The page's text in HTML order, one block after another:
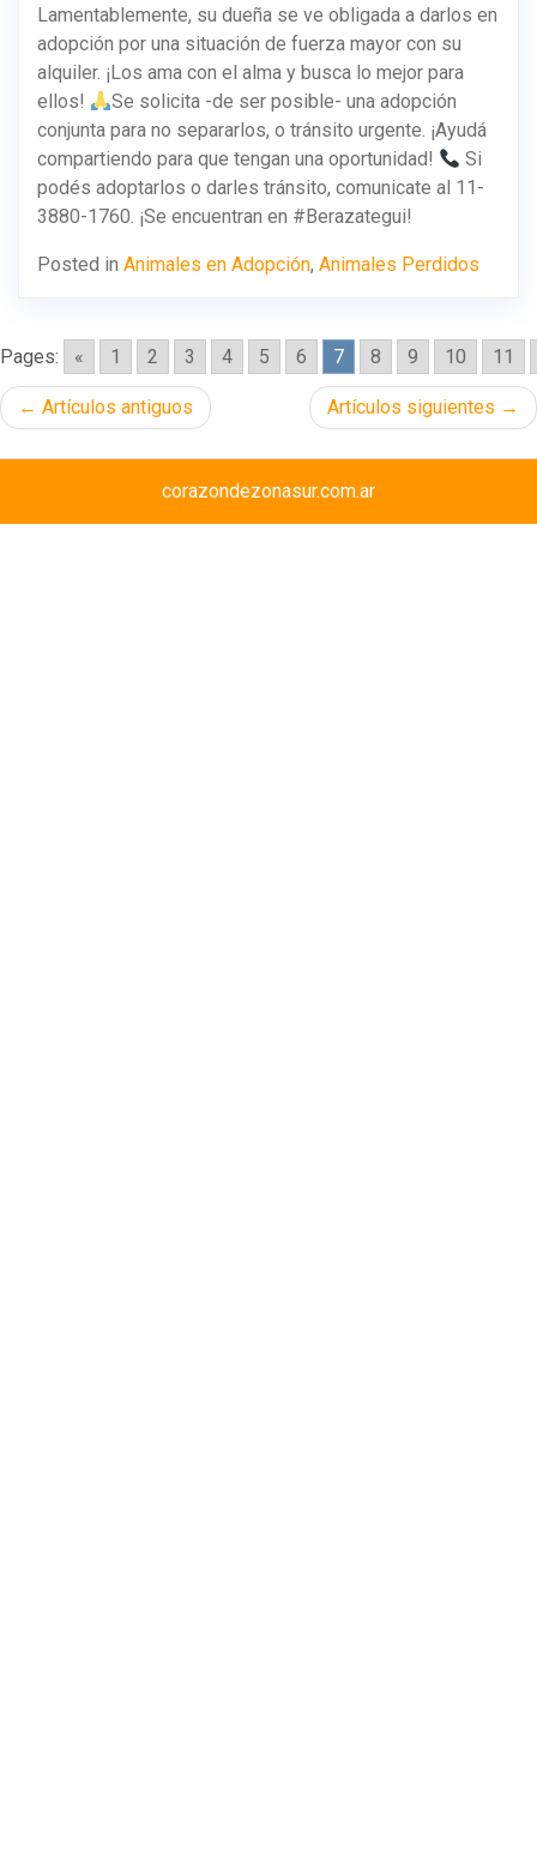
Lamentablemente, su dueña se ve obligada a darlos en
adopción por una situación de fuerza mayor con su
alquiler. ¡Los ama con el alma y busca lo mejor para
ellos!
Se solicita -de ser posible- una adopción
conjunta para no separarlos, o tránsito urgente. ¡Ayudá
compartiendo para que tengan una oportunidad!
Si
podés adoptarlos o darles tránsito, comunicate al 11-
3880-1760. ¡Se encuentran en #Berazategui!
Posted in Animales en Adopción, Animales Perdidos
Pages: « 1 2 3 4 5 6 7 8 9 10 11
Navegación
de
Artículos antiguos Artículos siguientes
corazondezonasur.com.ar